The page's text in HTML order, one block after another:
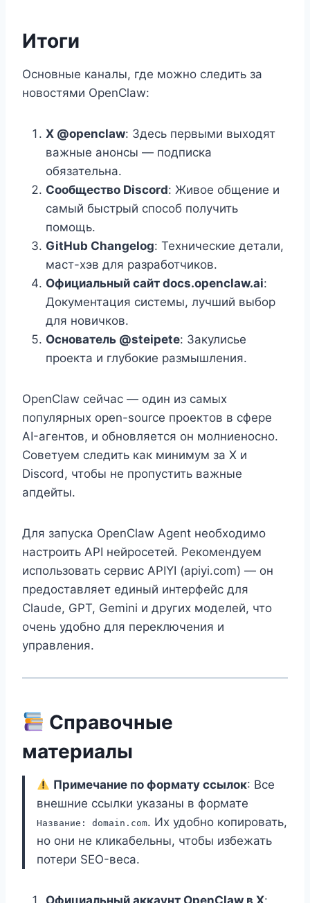
Итоги
Основные каналы, где можно следить за
новостями OpenClaw:
X @openclaw: Здесь первыми выходят
важные анонсы — подписка
обязательна.
Сообщество Discord: Живое общение и
самый быстрый способ получить
помощь.
GitHub Changelog: Технические детали,
маст-хэв для разработчиков.
Официальный сайт docs.openclaw.ai:
Документация системы, лучший выбор
для новичков.
Основатель @steipete: Закулисье
проекта и глубокие размышления.
OpenClaw сейчас — один из самых
популярных open-source проектов в сфере
AI-агентов, и обновляется он молниеносно.
Советуем следить как минимум за X и
Discord, чтобы не пропустить важные
апдейты.
Для запуска OpenClaw Agent необходимо
настроить API нейросетей. Рекомендуем
использовать сервис APIYI (apiyi.com) — он
предоставляет единый интерфейс для
Claude, GPT, Gemini и других моделей, что
очень удобно для переключения и
управления.
Справочные
материалы
Примечание по формату ссылок: Все
внешние ссылки указаны в формате
Название: domain.com. Их удобно копировать,
но они не кликабельны, чтобы избежать
потери SEO-веса.